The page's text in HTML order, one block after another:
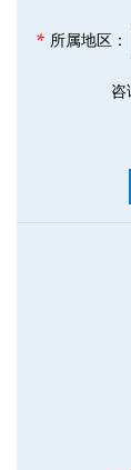
* 所属地区：
咨